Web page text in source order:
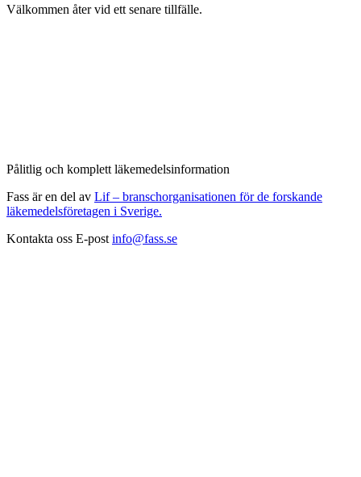
Välkommen åter vid ett senare tillfälle.
Pålitlig och komplett läkemedelsinformation
Fass är en del av Lif – branschorganisationen för de forskande
läkemedelsföretagen i Sverige.
Kontakta oss E-post info@fass.se